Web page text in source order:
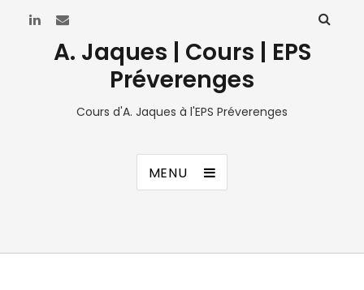
A. Jaques | Cours | EPS
Préverenges
Cours d'A. Jaques à l'EPS Préverenges
MENU